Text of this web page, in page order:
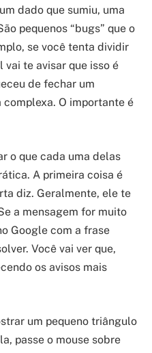
dado que sumiu, uma
pequenos “bugs” que o
se você tenta dividir
vai te avisar que isso é
de fechar um
O importante é
o que cada uma delas
A primeira coisa é
diz. Geralmente, ele te
a mensagem for muito
Google com a frase
Você vai ver que,
os avisos mais
um pequeno triângulo
passe o mouse sobre